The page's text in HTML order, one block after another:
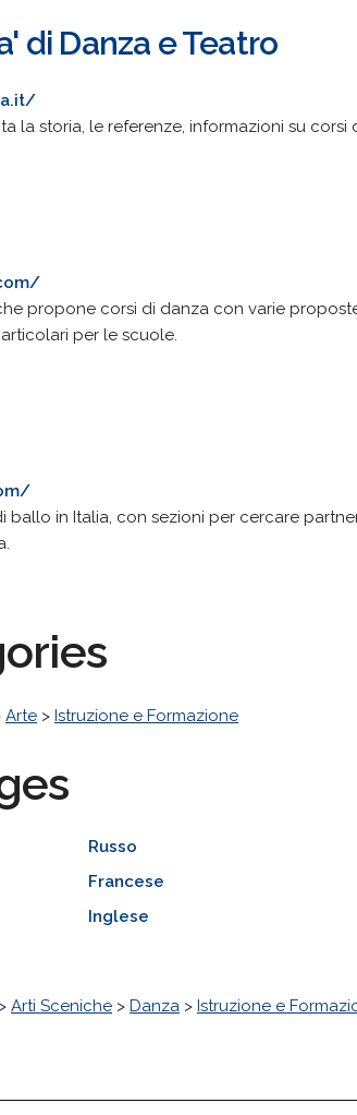
di Danza e Teatro
la storia, le referenze, informazioni su
propone corsi di danza con varie
per le scuole.
in Italia, con sezioni per cercare
Arte > Istruzione e Formazione
Russo
Francese
Inglese
> Arti Sceniche > Danza > Istruzione e